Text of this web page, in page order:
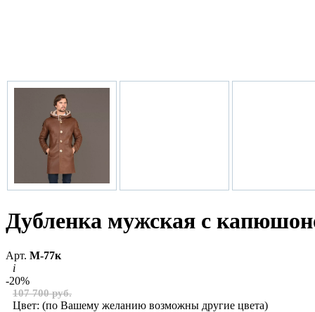
Дубленка мужская с
Арт. М-77к
i
-20%
107 700 руб.
Цвет: (по Вашему желанию возможны другие цвета)